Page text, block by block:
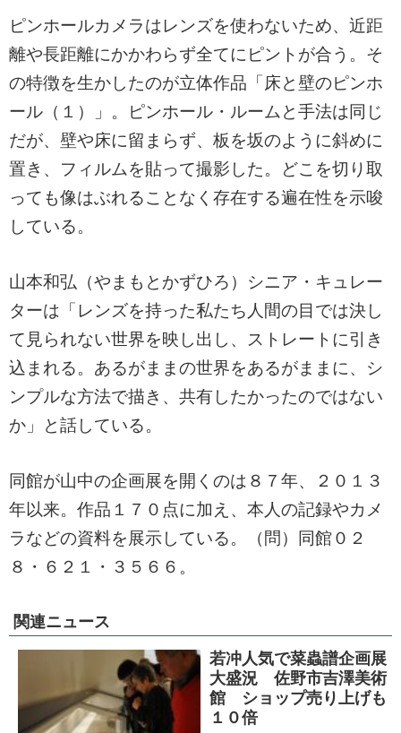
ピンホールカメラはレンズを使わないため、近距
離や長距離にかかわらず全てにピントが合う。そ
の特徴を生かしたのが立体作品「床と壁のピンホ
ール（１）」。ピンホール・ルームと手法は同じ
だが、壁や床に留まらず、板を坂のように斜めに
置き、フィルムを貼って撮影した。どこを切り取
っても像はぶれることなく存在する遍在性を示唆
している。
山本和弘（やまもとかずひろ）シニア・キュレー
ターは「レンズを持った私たち人間の目では決し
て見られない世界を映し出し、ストレートに引き
込まれる。あるがままの世界をあるがままに、シ
ンプルな方法で描き、共有したかったのではない
か」と話している。
同館が山中の企画展を開くのは８７年、２０１３
年以来。作品１７０点に加え、本人の記録やカメ
ラなどの資料を展示している。（問）同館０２
８・６２１・３５６６。
関連ニュース
若冲人気で菜蟲譜企画展
大盛況 佐野市吉澤美術
館 ショップ売り上げも
１０倍